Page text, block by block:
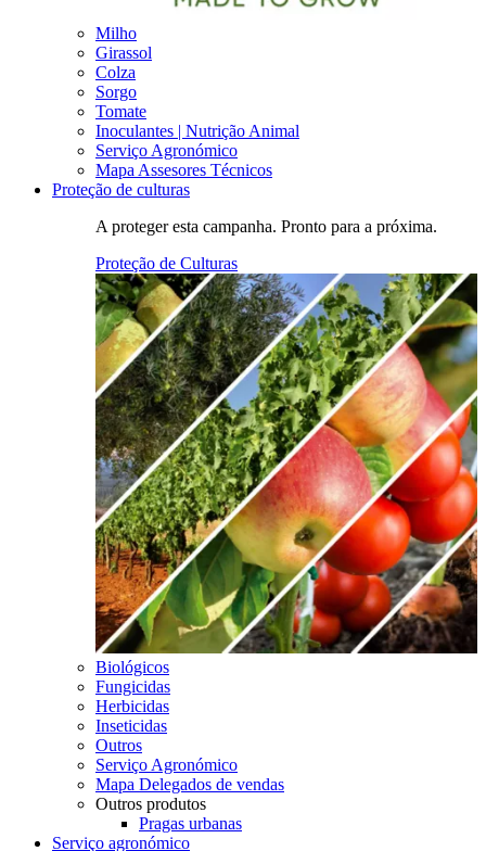
Milho
Girassol
Colza
Sorgo
Tomate
Inoculantes | Nutrição Animal
Serviço Agronómico
Mapa Assesores Técnicos
Proteção de culturas
A proteger esta campanha. Pronto para a próxima.
Proteção de Culturas
Biológicos
Fungicidas
Herbicidas
Inseticidas
Outros
Serviço Agronómico
Mapa Delegados de vendas
Outros produtos
Pragas urbanas
Serviço agronómico